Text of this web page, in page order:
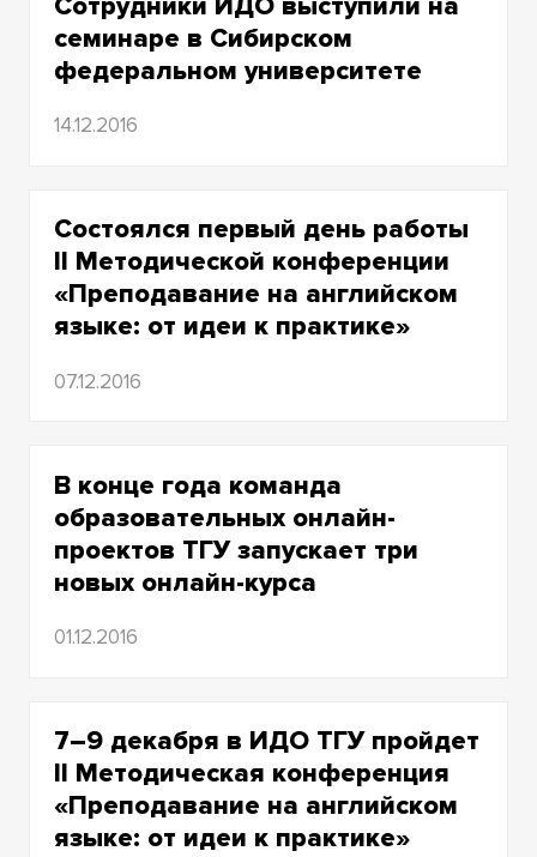
семинаре в Сибирском
федеральном университете
14.12.2016
Состоялся первый день работы
II Методической конференции
«Преподавание на английском
языке: от идеи к практике»
07.12.2016
В конце года команда
образовательных онлайн-
проектов ТГУ запускает три
новых онлайн-курса
01.12.2016
7–9 декабря в ИДО ТГУ пройдет
II Методическая конференция
«Преподавание на английском
языке: от идеи к практике»